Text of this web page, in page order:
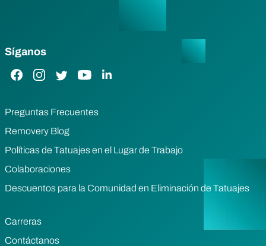
Síganos
Enlace de Facebook
Enlace de Instagram
Enlace de Twitter
Enlace de YouTube
Enlace de LinkedIn
Preguntas Frecuentes
Removery Blog
Políticas de Tatuajes en el Lugar de Trabajo
Colaboraciones
Descuentos para la Comunidad en Eliminación de Tatuajes
Carreras
Contáctanos